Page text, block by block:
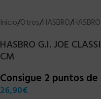
Inicio/Otros/HASBRO/
HASBRO G.I. JOE
CM
Consigue 2 puntos
26,90€